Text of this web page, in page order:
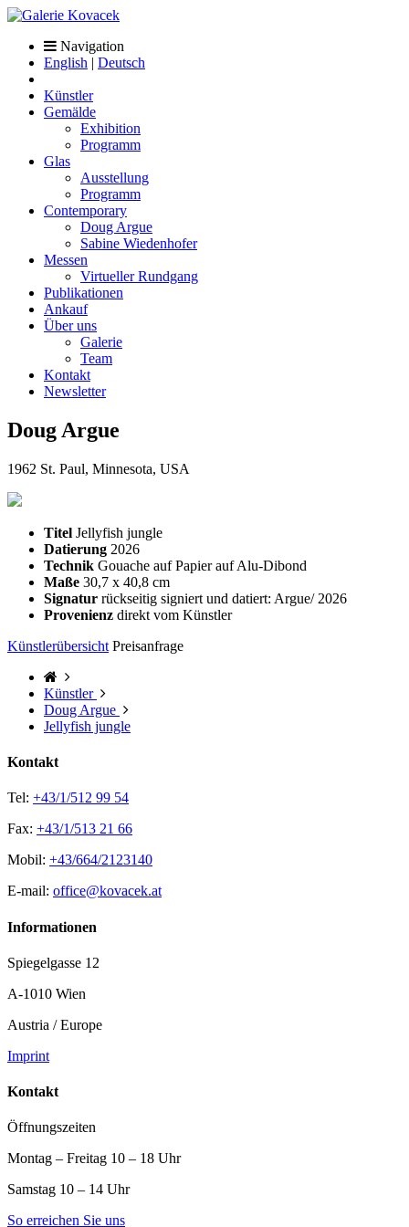
Navigation
English | Deutsch
Künstler
Gemälde
Exhibition
Programm
Glas
Ausstellung
Programm
Contemporary
Doug Argue
Sabine Wiedenhofer
Messen
Virtueller Rundgang
Publikationen
Ankauf
Über uns
Galerie
Team
Kontakt
Newsletter
Doug Argue
1962 St. Paul, Minnesota, USA
Titel Jellyfish jungle
Datierung 2026
Technik Gouache auf Papier auf Alu-Dibond
Maße 30,7 x 40,8 cm
Signatur rückseitig signiert und datiert: Argue/ 2026
Provenienz direkt vom Künstler
Künstlerübersicht Preisanfrage
Künstler
Doug Argue
Jellyfish jungle
Kontakt
Tel: +43/1/512 99 54
Fax: +43/1/513 21 66
Mobil: +43/664/2123140
E-mail: office@kovacek.at
Informationen
Spiegelgasse 12
A-1010 Wien
Austria / Europe
Imprint
Kontakt
Öffnungszeiten
Montag – Freitag 10 – 18 Uhr
Samstag 10 – 14 Uhr
So erreichen Sie uns